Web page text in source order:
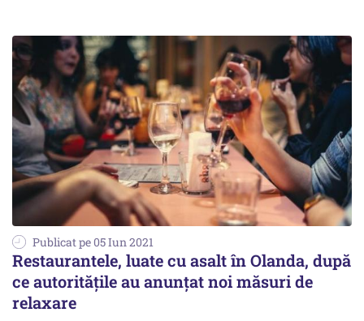
Publicat pe 05 Iun 2021
Restaurantele, luate cu asalt în Olanda, după
ce autoritățile au anunțat noi măsuri de
relaxare